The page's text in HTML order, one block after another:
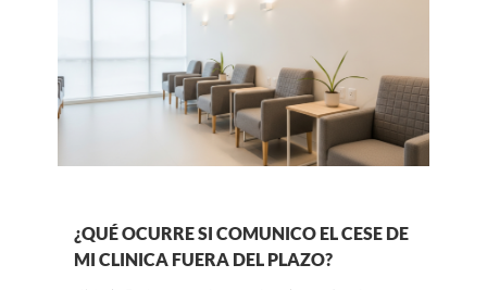
¿QUÉ OCURRE SI COMUNICO EL CESE DE
MI CLINICA FUERA DEL PLAZO?